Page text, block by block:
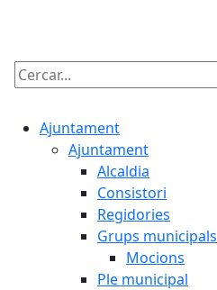
Cercar:
Ajuntament
Ajuntament
Alcaldia
Consistori
Regidories
Grups municipals
Mocions
Ple municipal